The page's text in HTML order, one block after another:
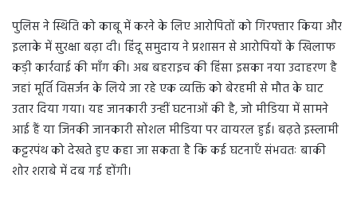
पुलिस ने स्थिति को काबू में करने के लिए आरोपितों को गिरफ्तार किया और
इलाके में सुरक्षा बढ़ा दी। हिंदू समुदाय ने प्रशासन से आरोपियों के खिलाफ
कड़ी कार्रवाई की माँग की। अब बहराइच की हिंसा इसका नया उदाहरण है
जहां मूर्ति विसर्जन के लिये जा रहे एक व्यक्ति को बेरहमी से मौत के घाट
उतार दिया गया। यह जानकारी उन्हीं घटनाओं की है, जो मीडिया में सामने
आई हैं या जिनकी जानकारी सोशल मीडिया पर वायरल हुई। बढ़ते इस्लामी
कट्टरपंथ को देखते हुए कहा जा सकता है कि कई घटनाएँ संभवतः बाकी
शोर शराबे में दब गई होंगी।